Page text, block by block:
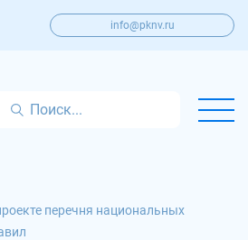
info@pknv.ru
перечня национальных